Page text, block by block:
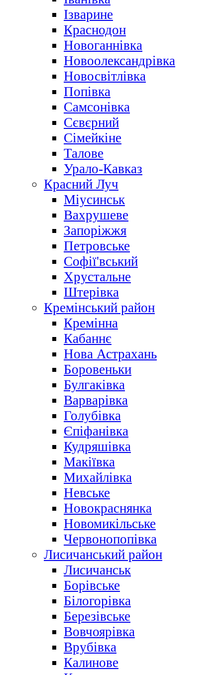
Ізварине
Краснодон
Новоганнівка
Новоолександрівка
Новосвітлівка
Попівка
Самсонівка
Сєвєрний
Сімейкіне
Талове
Урало-Кавказ
Красний Луч
Міусинськ
Вахрушеве
Запоріжжя
Петровське
Софії'вський
Хрустальне
Штерівка
Кремінський район
Кремінна
Кабаннє
Нова Астрахань
Боровеньки
Булгаківка
Варварівка
Голубівка
Єпіфанівка
Кудряшівка
Макіївка
Михайлівка
Невське
Новокраснянка
Новомикільське
Червонопопівка
Лисичанський район
Лисичанськ
Борівське
Білогорівка
Березівське
Вовчоярівка
Врубівка
Калинове